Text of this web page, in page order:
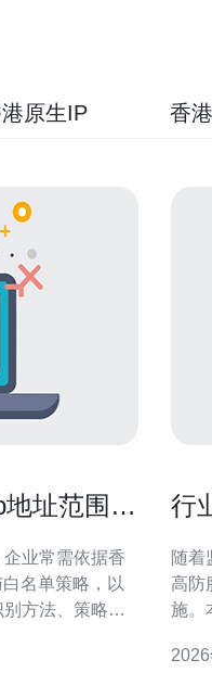
原生IP 香
址范围做
业常需依据香
名单策略，以
方法、策略设
何需要
行
随着
高防
施。
流程